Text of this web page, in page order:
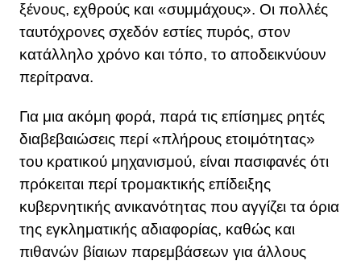
ξένους, εχθρούς και «συμμάχους». Οι πολλές
ταυτόχρονες σχεδόν εστίες πυρός, στον
κατάλληλο χρόνο και τόπο, το αποδεικνύουν
περίτρανα.
Για μια ακόμη φορά, παρά τις επίσημες ρητές
διαβεβαιώσεις περί «πλήρους ετοιμότητας»
του κρατικού μηχανισμού, είναι πασιφανές ότι
πρόκειται περί τρομακτικής επίδειξης
κυβερνητικής ανικανότητας που αγγίζει τα όρια
της εγκληματικής αδιαφορίας, καθώς και
πιθανών βίαιων παρεμβάσεων για άλλους